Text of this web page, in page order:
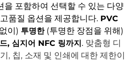
포함하여 선택할 수 있는 다양
품질 옵션을 제공합니다. PVC
이) 투명한(투명한 장점을 위해)
, 심지어 NFC 링까지. 맞춤형 디
, 칩, 소재 및 인쇄에 대한 제한이